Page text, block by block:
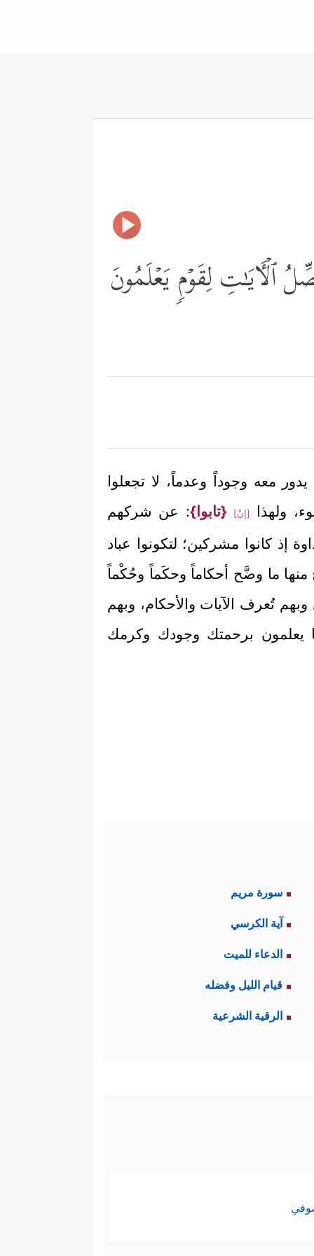
ٱلۡـَٔایَـٰتِ لِقَوۡمࣲ یَعۡلَمُونَ
معه وجوداً وعدماً، لا تجعلوا
ولهذا
[إنْ] {تابوا}: عن شركهم
إذ كانوا مشركين؛ لتكونوا عباد
منها ما وضَّح أحكاماً وحكَماً وحُكْماً
وبهم تُعرف الآيات والأحكام، وبهم
يعلمون برحمتك وجودك وكرمك
سورة مريم
آية الكرسي
الدعاء للميت
قيام الليل وفضله
الرقية الشرعية